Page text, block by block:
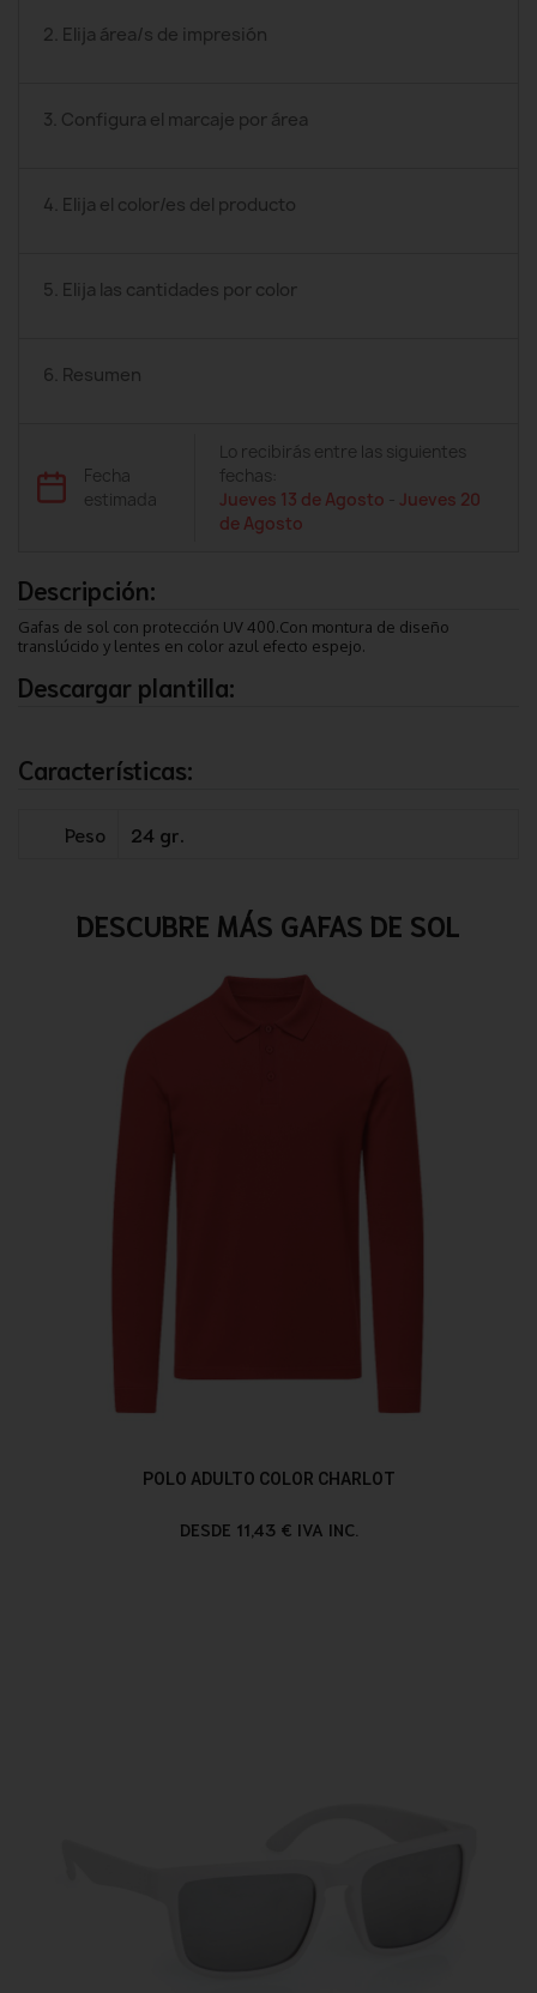
2. Elija área/s de impresión
3. Configura el marcaje por área
4. Elija el color/es del producto
5. Elija las cantidades por color
6. Resumen
Fecha
estimada
Lo recibirás entre las siguientes
fechas:
Jueves 13 de Agosto - Jueves 20
de Agosto
Descripción:
Gafas de sol con protección UV 400.Con montura de diseño
translúcido y lentes en color azul efecto espejo.
Descargar plantilla:
Características:
Peso 24 gr.
DESCUBRE MÁS GAFAS DE SOL
POLO ADULTO COLOR CHARLOT
DESDE 11,43 € IVA INC.